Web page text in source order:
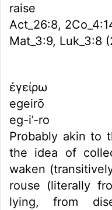
raise
Act_26:8,
Mat_3:9, Luk_3:8
ἐγείρω
egeirō
eg-i’-ro
Probably akin to
the idea of
waken
rouse (literally
lying, from